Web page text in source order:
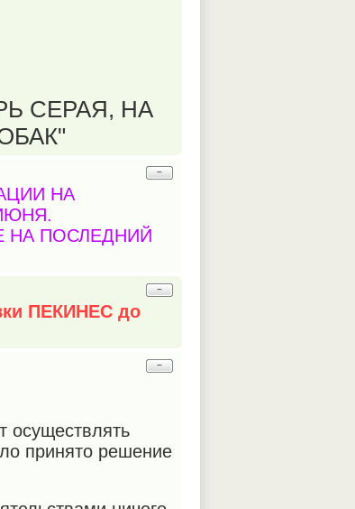
СЕРАЯ, НА
−
НА
НА ПОСЛЕДНИЙ
−
ПЕКИНЕС до
−
осуществлять
принято решение